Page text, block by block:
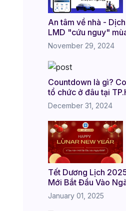
An tâm về nhà -
LMD "cứu nguy"
November 29, 2024
Countdown là gì?
tổ chức ở đâu tại
December 31, 2024
Tết Dương Lịch
Mới Bắt Đầu Vào
January 01, 2025